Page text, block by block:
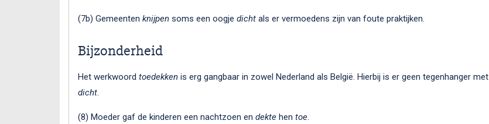
(7b) Gemeenten knijpen soms een oogje dicht als er vermoedens zijn van foute praktijken.
Bijzonderheid
Het werkwoord toedekken is erg gangbaar in zowel Nederland als België. Hierbij is er geen tegenhanger met
dicht.
(8) Moeder gaf de kinderen een nachtzoen en dekte hen toe.